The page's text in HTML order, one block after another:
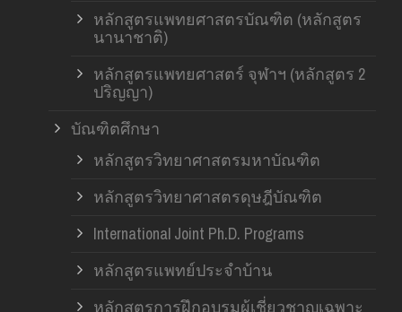
หลักสูตรแพทยศาสตรบัณฑิต (หลักสูตร
นานาชาติ)
หลักสูตรแพทยศาสตร์ จุฬาฯ (หลักสูตร 2
ปริญญา)
บัณฑิตศึกษา
หลักสูตรวิทยาศาสตรมหาบัณฑิต
หลักสูตรวิทยาศาสตรดุษฎีบัณฑิต
International Joint Ph.D. Programs
หลักสูตรแพทย์ประจำบ้าน
หลักสูตรการฝึกอบรมผู้เชี่ยวชาญเฉพาะ